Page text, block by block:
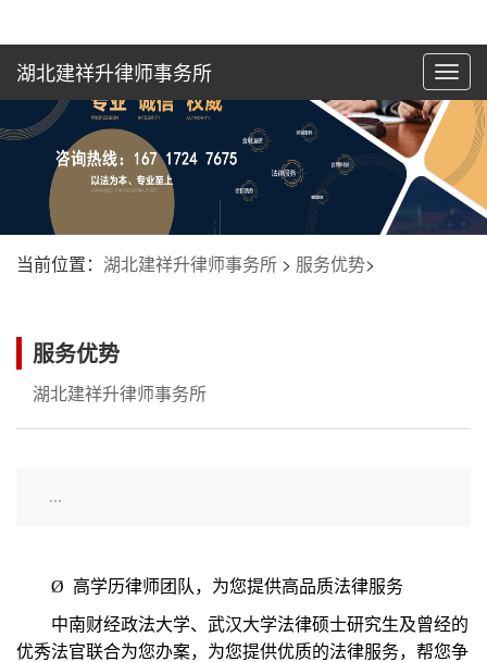
切
换
湖北建祥升律师事务所
当前位置： 湖北建祥升律师事务所 > 服务优势>
服务优势
湖北建祥升律师事务所
...
Ø 高学历律师团队，为您提供高品质法律服务
中南财经政法大学、武汉大学法律硕士研究生及曾经的
优秀法官联合为您办案，为您提供优质的法律服务，帮您争